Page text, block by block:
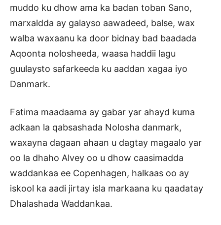
muddo ku dhow ama ka badan toban Sano,
marxaldda ay galayso aawadeed, balse, wax
walba waxaanu ka door bidnay bad baadada
Aqoonta nolosheeda, waasa haddii lagu
guulaysto safarkeeda ku aaddan xagaa iyo
Danmark.
Fatima maadaama ay gabar yar ahayd kuma
adkaan la qabsashada Nolosha danmark,
waxayna dagaan ahaan u dagtay magaalo yar
oo la dhaho Alvey oo u dhow caasimadda
waddankaa ee Copenhagen, halkaas oo ay
iskool ka aadi jirtay isla markaana ku qaadatay
Dhalashada Waddankaa.